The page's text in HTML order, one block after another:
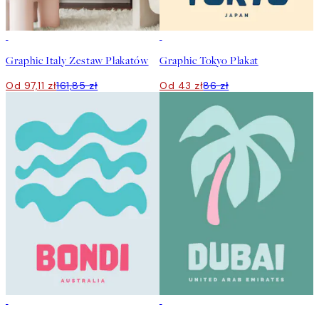
Graphic Italy Zestaw Plakatów
Od 97,11 zł161,85 zł
Graphic Tokyo Plakat
Od 43 zł86 zł